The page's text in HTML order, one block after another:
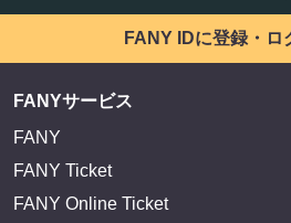
FANY IDに登録・ロ
FANYサービス
FANY
FANY Ticket
FANY Online Ticket